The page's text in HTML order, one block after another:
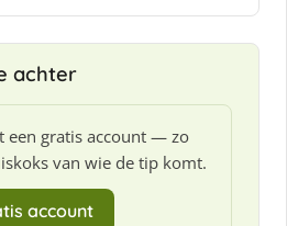
achter
een gratis account — zo
van wie de tip komt.
account